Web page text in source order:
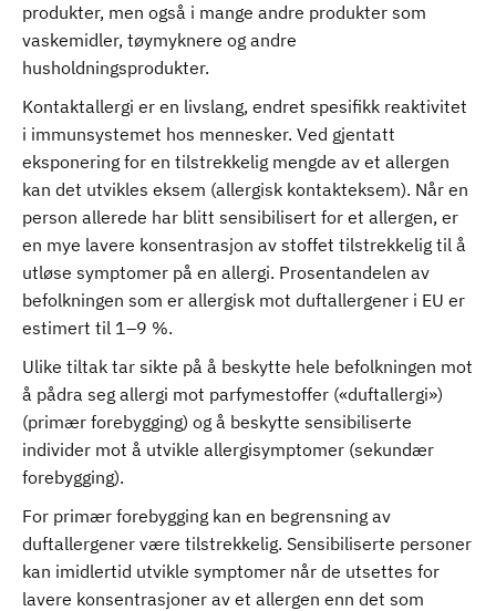
produkter, men også i mange andre produkter som
vaskemidler, tøymyknere og andre
husholdningsprodukter.
Kontaktallergi er en livslang, endret spesifikk reaktivitet
i immunsystemet hos mennesker. Ved gjentatt
eksponering for en tilstrekkelig mengde av et allergen
kan det utvikles eksem (allergisk kontakteksem). Når en
person allerede har blitt sensibilisert for et allergen, er
en mye lavere konsentrasjon av stoffet tilstrekkelig til å
utløse symptomer på en allergi. Prosentandelen av
befolkningen som er allergisk mot duftallergener i EU er
estimert til 1–9 %.
Ulike tiltak tar sikte på å beskytte hele befolkningen mot
å pådra seg allergi mot parfymestoffer («duftallergi»)
(primær forebygging) og å beskytte sensibiliserte
individer mot å utvikle allergisymptomer (sekundær
forebygging).
For primær forebygging kan en begrensning av
duftallergener være tilstrekkelig. Sensibiliserte personer
kan imidlertid utvikle symptomer når de utsettes for
lavere konsentrasjoner av et allergen enn det som